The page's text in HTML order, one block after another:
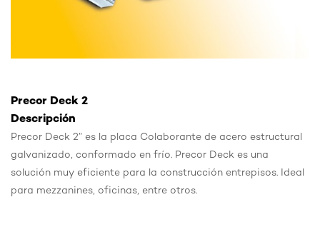
Precor Deck 2
Descripción
Precor Deck 2” es la placa Colaborante de acero estructural
galvanizado, conformado en frío. Precor Deck es una
solución muy eficiente para la construcción entrepisos. Ideal
para mezzanines, oficinas, entre otros.